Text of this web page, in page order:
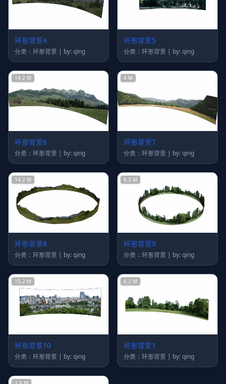
环形背景4
分类：环形背景 | by: qing
环形背景5
分类：环形背景 | by: qing
14.2 M
环形背景6
分类：环形背景 | by: qing
4 M
环形背景7
分类：环形背景 | by: qing
14.2 M
环形背景8
分类：环形背景 | by: qing
6.3 M
环形背景9
分类：环形背景 | by: qing
15.2 M
环形背景10
分类：环形背景 | by: qing
6.2 M
环形背景1
分类：环形背景 | by: qing